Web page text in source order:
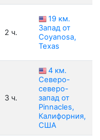
2 ч.
19 км.
Запад от
Coyanosa,
Texas
3 ч.
4 км.
Северо-
северо-
запад от
Pinnacles,
Калифорния,
США